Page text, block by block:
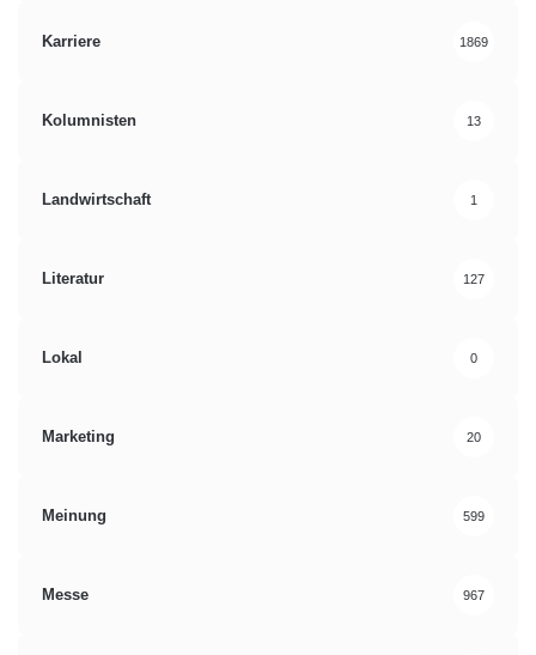
Karriere 1869
Kolumnisten 13
Landwirtschaft 1
Literatur 127
Lokal 0
Marketing 20
Meinung 599
Messe 967